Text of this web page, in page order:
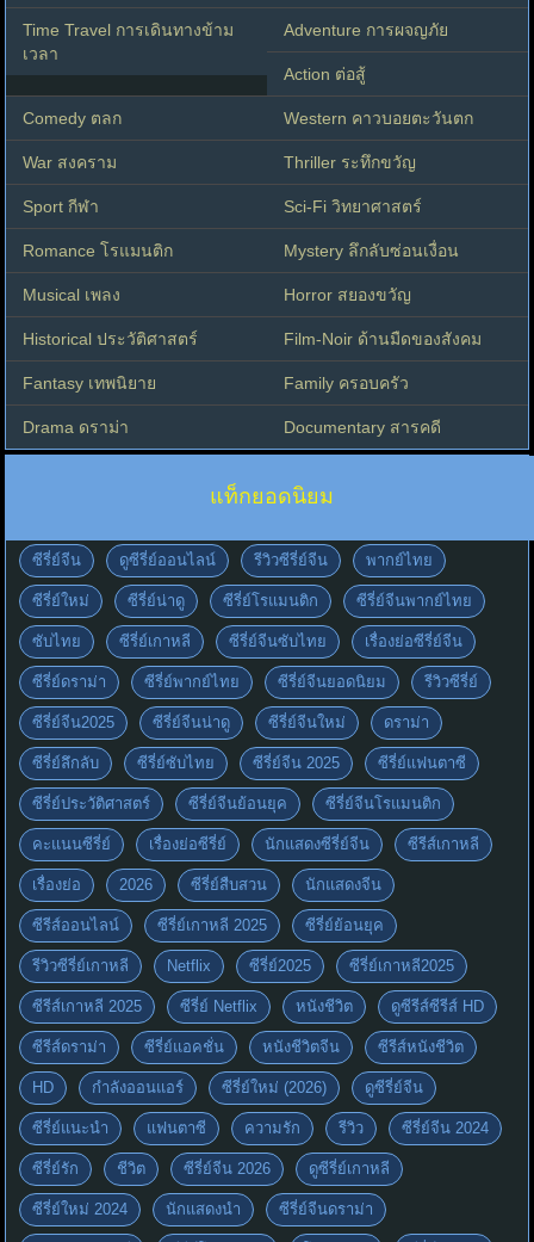
Time Travel การเดินทางข้าม
เวลา
Adventure การผจญภัย
Action ต่อสู้
Comedy ตลก Western คาวบอยตะวันตก
War สงคราม Thriller ระทึกขวัญ
Sport กีฬา Sci-Fi วิทยาศาสตร์
Romance โรแมนติก Mystery ลึกลับซ่อนเงื่อน
Musical เพลง Horror สยองขวัญ
Historical ประวัติศาสตร์ Film-Noir ด้านมืดของสังคม
Fantasy เทพนิยาย Family ครอบครัว
Drama ดราม่า Documentary สารคดี
แท็กยอดนิยม
ซีรี่ย์จีน ดูซีรี่ย์ออนไลน์ รีวิวซีรี่ย์จีน พากย์ไทย
ซีรี่ย์ใหม่ ซีรี่ย์น่าดู ซีรี่ย์โรแมนติก ซีรี่ย์จีนพากย์ไทย
ซับไทย ซีรี่ย์เกาหลี ซีรี่ย์จีนซับไทย เรื่องย่อซีรี่ย์จีน
ซีรี่ย์ดราม่า ซีรี่ย์พากย์ไทย ซีรี่ย์จีนยอดนิยม รีวิวซีรี่ย์
ซีรี่ย์จีน2025 ซีรี่ย์จีนน่าดู ซีรี่ย์จีนใหม่ ดราม่า
ซีรี่ย์ลึกลับ ซีรี่ย์ซับไทย ซีรี่ย์จีน 2025 ซีรี่ย์แฟนตาซี
ซีรี่ย์ประวัติศาสตร์ ซีรี่ย์จีนย้อนยุค ซีรี่ย์จีนโรแมนติก
คะแนนซีรี่ย์ เรื่องย่อซีรี่ย์ นักแสดงซีรี่ย์จีน ซีรีส์เกาหลี
เรื่องย่อ 2026 ซีรี่ย์สืบสวน นักแสดงจีน
ซีรีส์ออนไลน์ ซีรี่ย์เกาหลี 2025 ซีรี่ย์ย้อนยุค
รีวิวซีรี่ย์เกาหลี Netflix ซีรี่ย์2025 ซีรี่ย์เกาหลี2025
ซีรีส์เกาหลี 2025 ซีรี่ย์ Netflix หนังชีวิต ดูซีรีส์ซีรีส์ HD
ซีรีส์ดราม่า ซีรี่ย์แอคชั่น หนังชีวิตจีน ซีรีส์หนังชีวิต
HD กำลังออนแอร์ ซีรี่ย์ใหม่ (2026) ดูซีรี่ย์จีน
ซีรี่ย์แนะนำ แฟนตาซี ความรัก รีวิว ซีรี่ย์จีน 2024
ซีรี่ย์รัก ชีวิต ซีรี่ย์จีน 2026 ดูซีรี่ย์เกาหลี
ซีรี่ย์ใหม่ 2024 นักแสดงนำ ซีรี่ย์จีนดราม่า